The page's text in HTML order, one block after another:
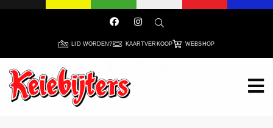
LID WORDEN? KAARTVERKOOP WEBSHOP